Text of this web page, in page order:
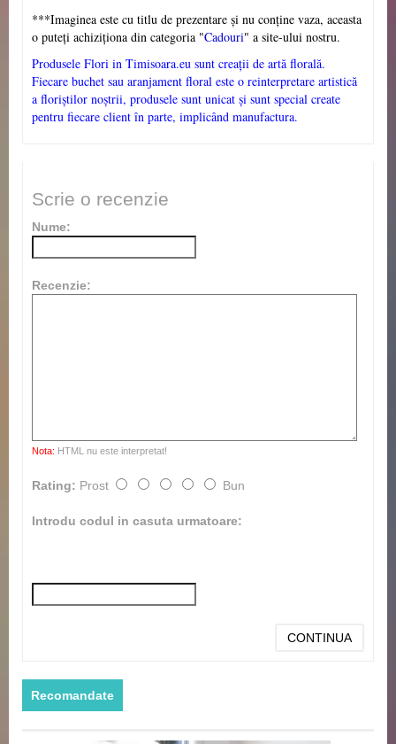
***Imaginea este cu titlu de prezentare și nu conține vaza, aceasta
o puteți achiziționa din categoria "Cadouri" a site-ului nostru.
Produsele Flori in Timisoara.eu sunt creații de artă florală.
Fiecare buchet sau aranjament floral este o reinterpretare artistică
a floriștilor noștrii, produsele sunt unicat și sunt special create
pentru fiecare client în parte, implicând manufactura.
Scrie o recenzie
Nume:
Recenzie:
Nota: HTML nu este interpretat!
Rating: Prost Bun
Introdu codul in casuta urmatoare:
CONTINUA
Recomandate